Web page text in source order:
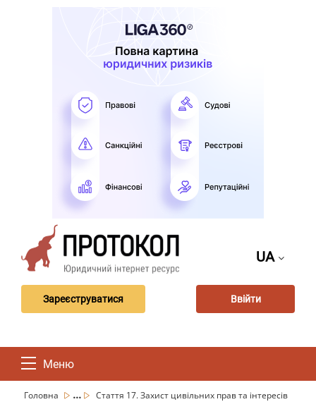
UA
Зареєструватися Ввійти
Меню
Головна ...
Стаття 17. Захист цивільних прав та інтересів